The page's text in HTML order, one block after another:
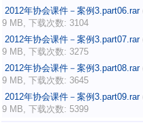
2012年协会课件－案例3.part06.rar
9 MB, 下载次数: 3104
2012年协会课件－案例3.part07.rar
9 MB, 下载次数: 3275
2012年协会课件－案例3.part08.rar
9 MB, 下载次数: 3645
2012年协会课件－案例3.part09.rar
9 MB, 下载次数: 5399